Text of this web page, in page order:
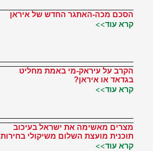
הסכם מכה-האתגר החדש של איראן
קרא עוד>>
הקרב על עיראק-מי באמת מחליט
בגדאד או איראן?
קרא עוד>>
מצרים מאשימה את ישראל בעיכוב
תוכנית מועצת השלום משיקולי בחירות
קרא עוד>>